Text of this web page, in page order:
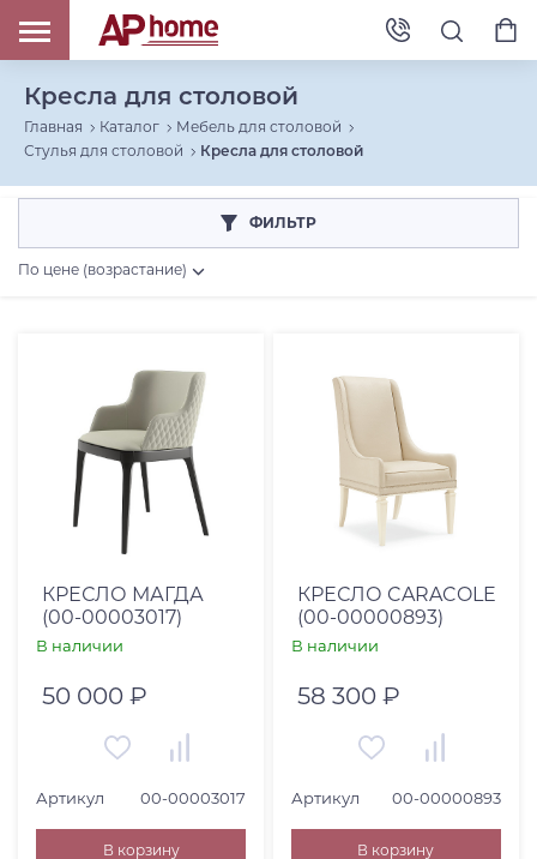
Кресла для столовой
Главная Каталог
Мебель для столовой
Стулья для столовой
Кресла для столовой
ФИЛЬТР
По цене (возрастание)
Вьетнам (1 )
Китай (1)
Россия (
США (1
Высота, см
КРЕСЛО МАГДА
(00-00003017)
В наличии
50 000 ₽
Артикул 00-00003017
В корзину
КРЕСЛО CARACOLE
(00-00000893)
В наличии
58 300 ₽
Артикул 00-00000893
В корзину